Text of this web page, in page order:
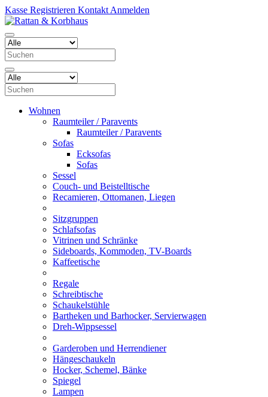
Kasse Registrieren Kontakt Anmelden
Wohnen
Raumteiler / Paravents
Raumteiler / Paravents
Sofas
Ecksofas
Sofas
Sessel
Couch- und Beistelltische
Recamieren, Ottomanen, Liegen
Sitzgruppen
Schlafsofas
Vitrinen und Schränke
Sideboards, Kommoden, TV-Boards
Kaffeetische
Regale
Schreibtische
Schaukelstühle
Bartheken und Barhocker, Servierwagen
Dreh-Wippsessel
Garderoben und Herrendiener
Hängeschaukeln
Hocker, Schemel, Bänke
Spiegel
Lampen